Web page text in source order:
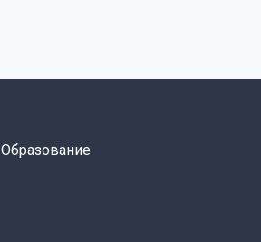
Образование